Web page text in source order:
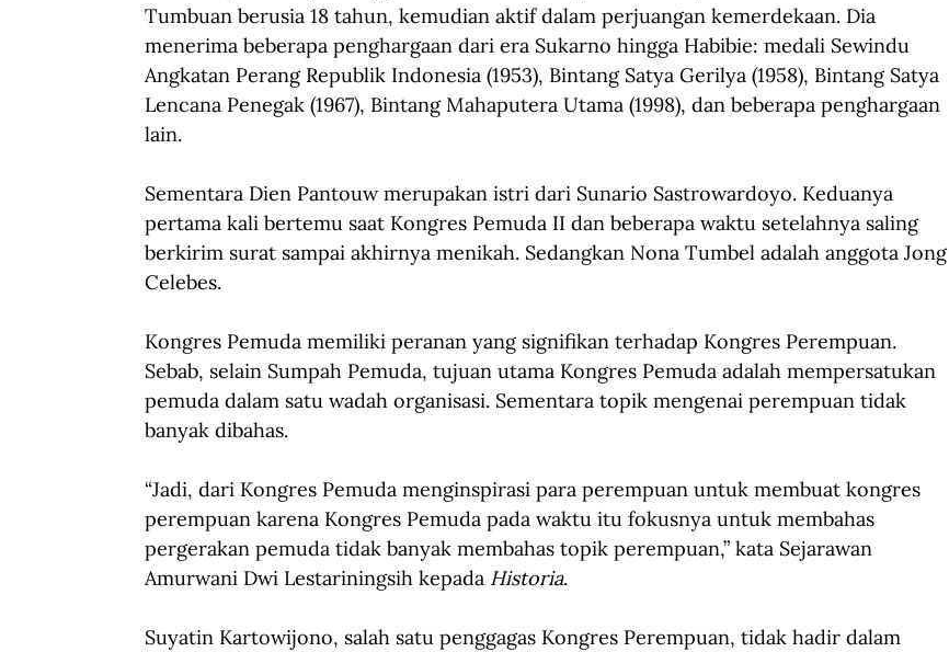
Tumbuan berusia 18 tahun, kemudian aktif dalam perjuangan kemerdekaan. Dia
menerima beberapa penghargaan dari era Sukarno hingga Habibie: medali Sewindu
Angkatan Perang Republik Indonesia (1953), Bintang Satya Gerilya (1958), Bintang Satya
Lencana Penegak (1967), Bintang Mahaputera Utama (1998), dan beberapa penghargaan
lain.
Sementara Dien Pantouw merupakan istri dari Sunario Sastrowardoyo. Keduanya
pertama kali bertemu saat Kongres Pemuda II dan beberapa waktu setelahnya saling
berkirim surat sampai akhirnya menikah. Sedangkan Nona Tumbel adalah anggota Jong
Celebes.
Kongres Pemuda memiliki peranan yang signifikan terhadap Kongres Perempuan.
Sebab, selain Sumpah Pemuda, tujuan utama Kongres Pemuda adalah mempersatukan
pemuda dalam satu wadah organisasi. Sementara topik mengenai perempuan tidak
banyak dibahas.
“Jadi, dari Kongres Pemuda menginspirasi para perempuan untuk membuat kongres
perempuan karena Kongres Pemuda pada waktu itu fokusnya untuk membahas
pergerakan pemuda tidak banyak membahas topik perempuan,” kata Sejarawan
Amurwani Dwi Lestariningsih kepada Historia.
Suyatin Kartowijono, salah satu penggagas Kongres Perempuan, tidak hadir dalam